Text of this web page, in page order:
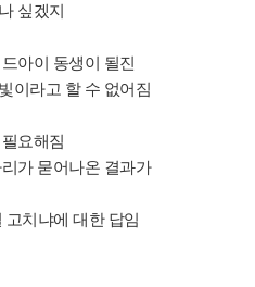
싶겠지
아이 동생이 될진
이라고 할 수 없어짐
요해짐
가 묻어나온 결과가
치냐에 대한 답임